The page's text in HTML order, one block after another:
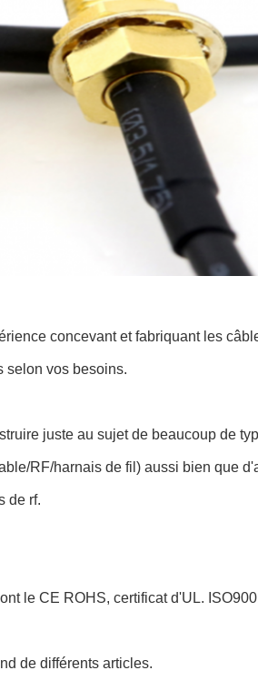
concevant et fabriquant les
selon vos besoins.
juste au sujet de beaucoup de
RF/harnais de fil) aussi bien que
de rf.
le CE ROHS, certificat d'UL.
de différents articles.